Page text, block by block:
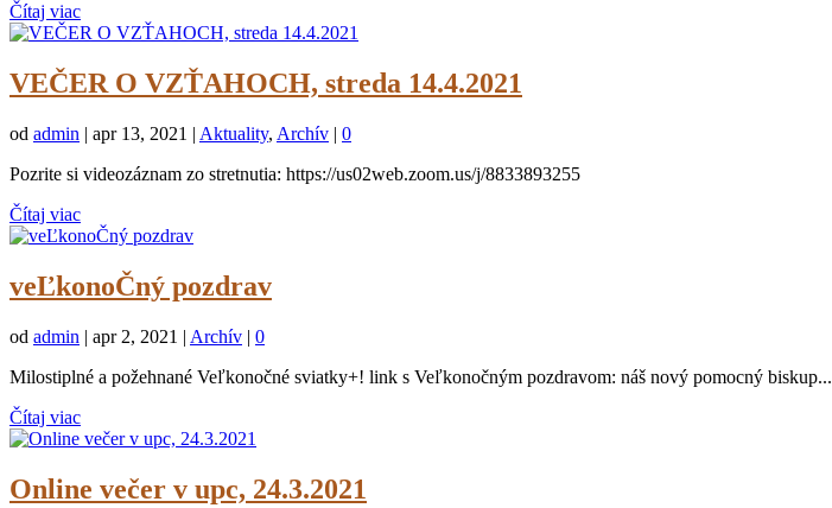
Čítaj viac
VEČER O VZŤAHOCH, streda 14.4.2021
od admin | apr 13, 2021 | Aktuality, Archív | 0
Pozrite si videozáznam zo stretnutia: https://us02web.zoom.us/j/8833893255
Čítaj viac
veĽkonoČný pozdrav
od admin | apr 2, 2021 | Archív | 0
Milostiplné a požehnané Veľkonočné sviatky+! link s Veľkonočným pozdravom: náš nový pomocný biskup...
Čítaj viac
Online večer v upc, 24.3.2021